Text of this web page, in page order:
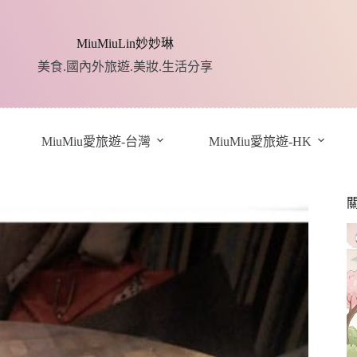
MiuMiuLin妙妙琳
美食.國內外旅遊.美妝.生活分享
MiuMiu愛旅遊-台灣 MiuMiu愛旅遊-HK